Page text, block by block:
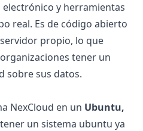
y herramientas
real. Es de código abierto
propio, lo que
tener un
sobre sus datos.
NexCloud en un Ubuntu,
un sistema ubuntu ya